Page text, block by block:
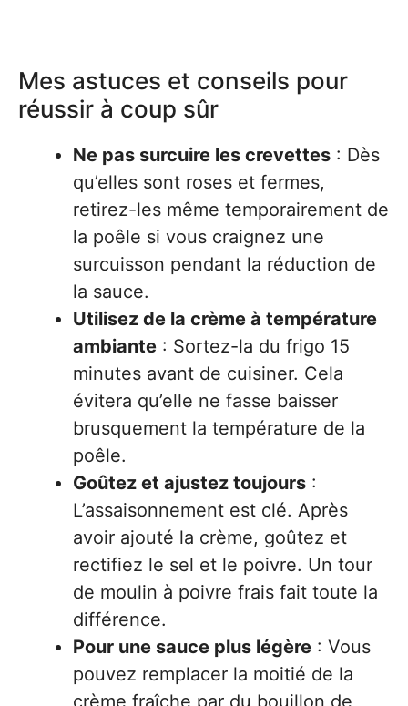
Mes astuces et conseils pour
réussir à coup sûr
Ne pas surcuire les crevettes : Dès
qu’elles sont roses et fermes,
retirez-les même temporairement de
la poêle si vous craignez une
surcuisson pendant la réduction de
la sauce.
Utilisez de la crème à température
ambiante : Sortez-la du frigo 15
minutes avant de cuisiner. Cela
évitera qu’elle ne fasse baisser
brusquement la température de la
poêle.
Goûtez et ajustez toujours :
L’assaisonnement est clé. Après
avoir ajouté la crème, goûtez et
rectifiez le sel et le poivre. Un tour
de moulin à poivre frais fait toute la
différence.
Pour une sauce plus légère : Vous
pouvez remplacer la moitié de la
crème fraîche par du bouillon de